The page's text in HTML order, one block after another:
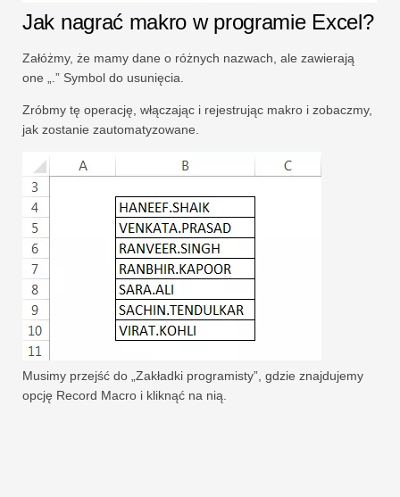
Jak nagrać makro w programie Excel?
Załóżmy, że mamy dane o różnych nazwach, ale zawierają
one „.” Symbol do usunięcia.
Zróbmy tę operację, włączając i rejestrując makro i zobaczmy,
jak zostanie zautomatyzowane.
Musimy przejść do „Zakładki programisty”, gdzie znajdujemy
opcję Record Macro i kliknąć na nią.